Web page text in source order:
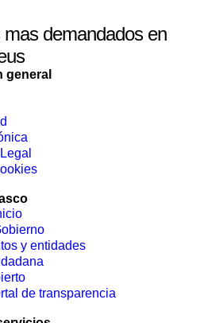
mas demandados en
general
y entidades
de transparencia